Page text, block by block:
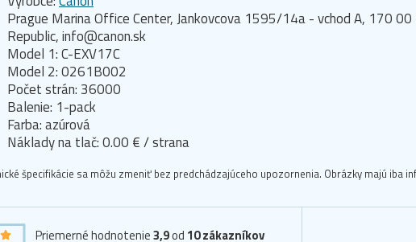
Prague Marina Office Center, Jankovcova 1595/14a - vchod A, 170 00
Republic, info@canon.sk
Model 1: C-EXV17C
Model 2: 0261B002
Počet strán: 36000
Balenie: 1-pack
Farba: azúrová
Náklady na tlač: 0.00 € / strana
špecifikácie sa môžu zmeniť bez predchádzajúceho upozornenia. Obrázky majú iba
Priemerné hodnotenie3,9od 10zákazníkov